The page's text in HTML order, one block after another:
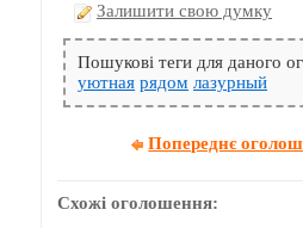
Залишити свою думку
Пошукові теги для даного
уютная рядом лазурный
Попереднє
Схожі оголошення: